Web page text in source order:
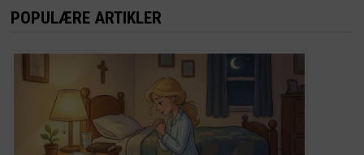
POPULÆRE ARTIKLER